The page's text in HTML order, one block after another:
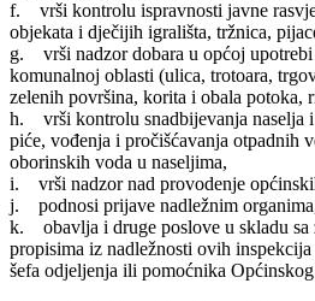
f. vrši kontrolu ispravnosti javne
objekata i dječijih igrališta, tržnica,
g. vrši nadzor dobara u općoj upotrebi
komunalnoj oblasti (ulica, trotoara,
zelenih površina, korita i obala potoka,
h. vrši kontrolu snadbijevanja naselja i
piće, vođenja i pročišćavanja otpadnih
oborinskih voda u naseljima,
i. vrši nadzor nad provodenje
j. podnosi prijave nadležnim
k. obavlja i druge poslove u skladu sa
propisima iz nadležnosti ovih
šefa odjeljenja ili pomoćnika